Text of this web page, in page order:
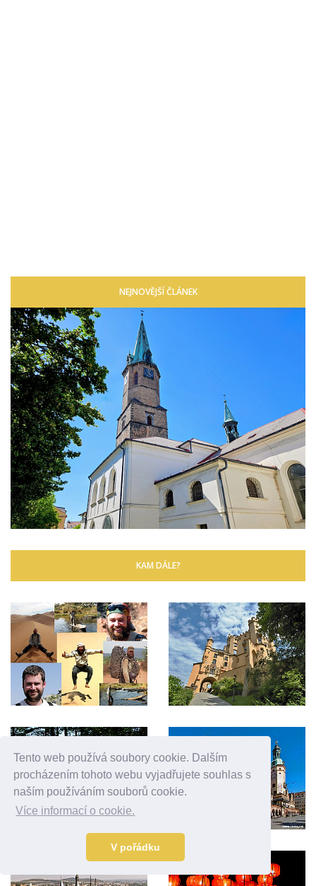
Tento web používá soubory cookie. Dalším
procházením tohoto webu vyjadřujete souhlas s
naším používáním souborů cookie.
Více informací o cookie.
V pořádku
NEJNOVĚJŠÍ ČLÁNEK
KAM DÁLE?